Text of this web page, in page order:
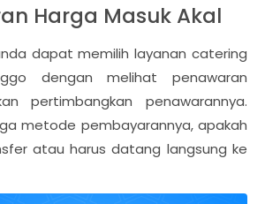
Harga Masuk Akal
dapat memilih layanan catering
dengan melihat penawaran
pertimbangkan penawarannya.
metode pembayarannya, apakah
atau harus datang langsung ke